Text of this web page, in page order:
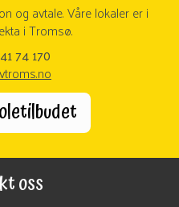
og avtale. Våre lokaler er i
i Tromsø.
74 170
oss